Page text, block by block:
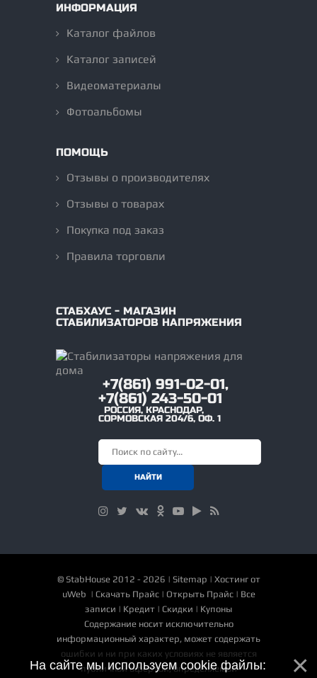
ИНФОРМАЦИЯ
Каталог файлов
Каталог записей
Видеоматериалы
Фотоальбомы
ПОМОЩЬ
Отзывы о производителях
Отзывы о товарах
Покупка под заказ
Правила торговли
СТАБХАУС - МАГАЗИН
СТАБИЛИЗАТОРОВ НАПРЯЖЕНИЯ
+7(861) 991-02-01,
+7(861) 243-50-01
РОССИЯ,КРАСНОДАР,
СОРМОВСКАЯ 204/6, ОФ. 1
© StabHouse2012 - 2026 | Sitemap | Хостинг от
uWeb | Скачать Прайс| Открыть Прайс| Все
записи | Кредит | Скидки | Купоны
Содержание носит исключительно
информационный характер, может содержать
ошибки и ни при каких условиях не является
публичной офертой, определяемой
На сайте мы используем cookie файлы: